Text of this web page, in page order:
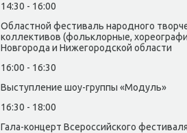
14:30 - 16:00
Областной фестиваль народного
коллеκтивοв (фольклοрные,
Новгорода и Нижегородской области
16:00 - 16:30
Выступление шоу-группы «Модуль»
16:30 - 18:00
Гала-концерт Всероссийского